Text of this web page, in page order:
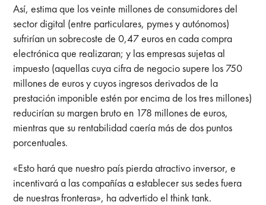
Así, estima que los veinte millones de consumidores del
sector digital (entre particulares, pymes y autónomos)
sufrirían un sobrecoste de 0,47 euros en cada compra
electrónica que realizaran; y las empresas sujetas al
impuesto (aquellas cuya cifra de negocio supere los 750
millones de euros y cuyos ingresos derivados de la
prestación imponible estén por encima de los tres millones)
reducirían su margen bruto en 178 millones de euros,
mientras que su rentabilidad caería más de dos puntos
porcentuales.
«Esto hará que nuestro país pierda atractivo inversor, e
incentivará a las compañías a establecer sus sedes fuera
de nuestras fronteras», ha advertido el think tank.